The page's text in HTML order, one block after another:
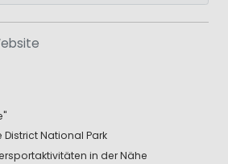
District National Park
in der Nähe